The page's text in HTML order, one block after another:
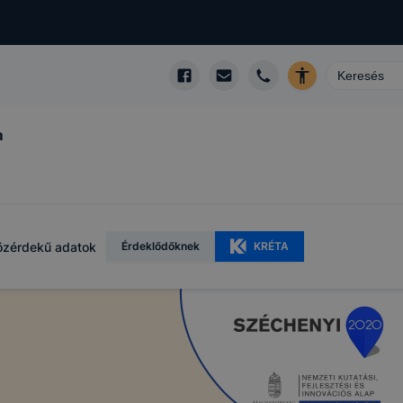
adatok Érdeklődőknek KRÉTA